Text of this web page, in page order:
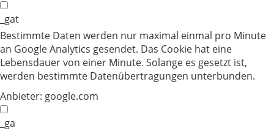
_gat
Bestimmte Daten werden nur maximal einmal pro Minute
an Google Analytics gesendet. Das Cookie hat eine
Lebensdauer von einer Minute. Solange es gesetzt ist,
werden bestimmte Datenübertragungen unterbunden.
Anbieter: google.com
_ga